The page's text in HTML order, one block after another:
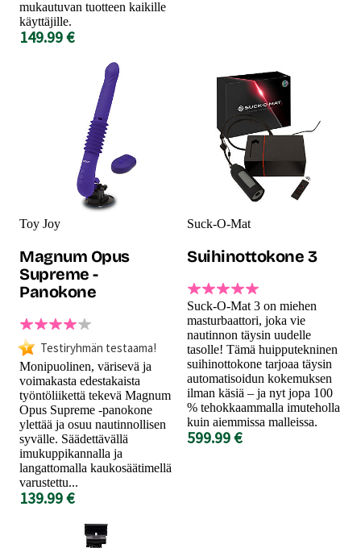
mukautuvan tuotteen kaikille
käyttäjille.
149.99 €
Toy Joy
Magnum Opus
Supreme -
Panokone
Testiryhmän testaama!
Monipuolinen, värisevä ja
voimakasta edestakaista
työntöliikettä tekevä Magnum
Opus Supreme -panokone
ylettää ja osuu nautinnollisen
syvälle. Säädettävällä
imukuppikannalla ja
langattomalla kaukosäätimellä
varustettu...
139.99 €
Suck-O-Mat
Suihinottokone 3
Suck-O-Mat 3 on miehen
masturbaattori, joka vie
nautinnon täysin uudelle
tasolle! Tämä huipputekninen
suihinottokone tarjoaa täysin
automatisoidun kokemuksen
ilman käsiä – ja nyt jopa 100
% tehokkaammalla imuteholla
kuin aiemmissa malleissa.
599.99 €